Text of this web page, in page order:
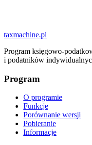
taxmachine.pl
Program księgowo-
i podatników
Program
O programie
Funkcje
Porównanie wersji
Pobieranie
Informacje